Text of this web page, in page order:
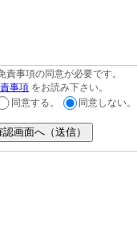
責事項の同意が必要です。
事項 をお読み下さい。
同意する。 同意しない。